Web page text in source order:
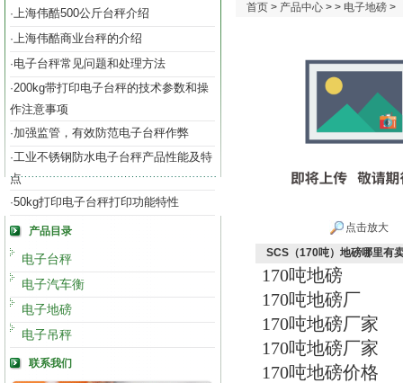
·上海伟酷500公斤台秤介绍
·上海伟酷商业台秤的介绍
·电子台秤常见问题和处理方法
·200kg带打印电子台秤的技术参数和操
作注意事项
·加强监管，有效防范电子台秤作弊
·工业不锈钢防水电子台秤产品性能及特
点
·50kg打印电子台秤打印功能特性
产品目录
电子台秤
电子汽车衡
电子地磅
电子吊秤
联系我们
首页 > 产品中心 > > 电子地磅 >
点击放大
SCS（170吨）地磅哪里有
170吨地磅
170吨地磅厂
170吨地磅厂家
170吨地磅厂家
170吨地磅价格